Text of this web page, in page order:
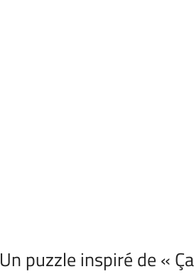
Un puzzle inspiré de «